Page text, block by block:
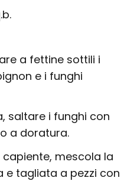
a fettine sottili i
e i funghi
saltare i funghi con
a doratura.
mescola la
e tagliata a pezzi con